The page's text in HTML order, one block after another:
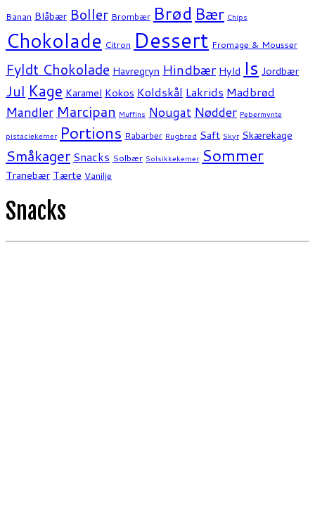
Banan Blåbær Boller Brombær Brød Bær Chips
Chokolade Citron Dessert Fromage & Mousser
Fyldt Chokolade Havregryn Hindbær Hyld Is Jordbær
Jul Kage Karamel Kokos Koldskål Lakrids Madbrød
Mandler Marcipan Muffins Nougat Nødder Pebermynte
pistaciekerner Portions Rabarber Rugbrød Saft Skyr Skærekage
Småkager Snacks Solbær Solsikkekerner Sommer
Tranebær Tærte Vanilje
Snacks